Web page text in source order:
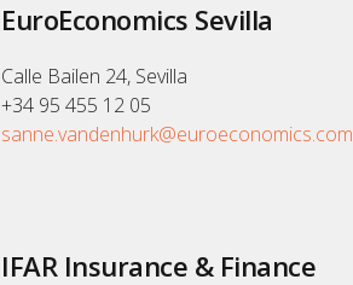
EuroEconomics Sevilla
Calle Bailen 24, Sevilla
+34 95 455 12 05
sanne.vandenhurk@euroeconomics.com
IFAR Insurance & Finance